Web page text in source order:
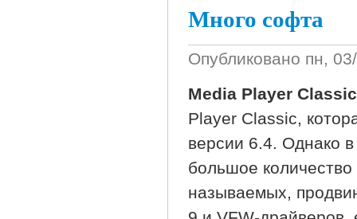
Много софта
Опубликовано пн,
Media Player
Player Classic,
версии 6.4. Однако
большое
называемых,